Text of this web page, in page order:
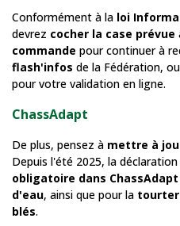
Conformément à la loi
devrez cocher la case prévue
commande pour continuer à
flash'infos de la Fédération,
pour votre validation en ligne.
ChassAdapt
De plus, pensez à mettre à
Depuis l'été 2025, la déclaration
obligatoire dans ChassAdapt
d'eau, ainsi que pour la
blés.